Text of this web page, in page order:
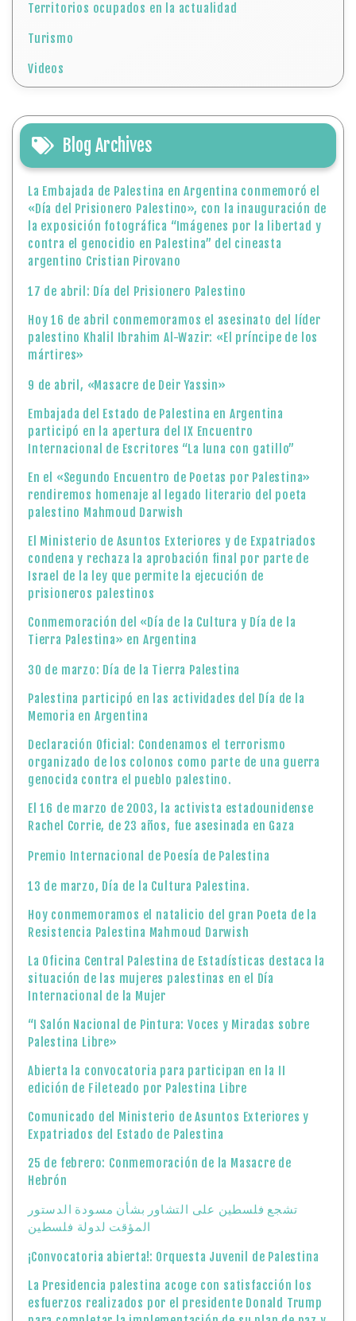
Territorios ocupados en la actualidad
Turismo
Videos
Blog Archives
La Embajada de Palestina en Argentina conmemoró el
«Día del Prisionero Palestino», con la inauguración de
la exposición fotográfica “Imágenes por la libertad y
contra el genocidio en Palestina” del cineasta
argentino Cristian Pirovano
17 de abril: Día del Prisionero Palestino
Hoy 16 de abril conmemoramos el asesinato del líder
palestino Khalil Ibrahim Al-Wazir: «El príncipe de los
mártires»
9 de abril, «Masacre de Deir Yassin»
Embajada del Estado de Palestina en Argentina
participó en la apertura del IX Encuentro
Internacional de Escritores “La luna con gatillo”
En el «Segundo Encuentro de Poetas por Palestina»
rendiremos homenaje al legado literario del poeta
palestino Mahmoud Darwish
El Ministerio de Asuntos Exteriores y de Expatriados
condena y rechaza la aprobación final por parte de
Israel de la ley que permite la ejecución de
prisioneros palestinos
Conmemoración del «Día de la Cultura y Día de la
Tierra Palestina» en Argentina
30 de marzo: Día de la Tierra Palestina
Palestina participó en las actividades del Día de la
Memoria en Argentina
Declaración Oficial: Condenamos el terrorismo
organizado de los colonos como parte de una guerra
genocida contra el pueblo palestino.
El 16 de marzo de 2003, la activista estadounidense
Rachel Corrie, de 23 años, fue asesinada en Gaza
Premio Internacional de Poesía de Palestina
13 de marzo, Día de la Cultura Palestina.
Hoy conmemoramos el natalicio del gran Poeta de la
Resistencia Palestina Mahmoud Darwish
La Oficina Central Palestina de Estadísticas destaca la
situación de las mujeres palestinas en el Día
Internacional de la Mujer
“I Salón Nacional de Pintura: Voces y Miradas sobre
Palestina Libre»
Abierta la convocatoria para participan en la II
edición de Fileteado por Palestina Libre
Comunicado del Ministerio de Asuntos Exteriores y
Expatriados del Estado de Palestina
25 de febrero: Conmemoración de la Masacre de
Hebrón
تشجع فلسطين على التشاور بشأن مسودة الدستور
المؤقت لدولة فلسطين
¡Convocatoria abierta!: Orquesta Juvenil de Palestina
La Presidencia palestina acoge con satisfacción los
esfuerzos realizados por el presidente Donald Trump